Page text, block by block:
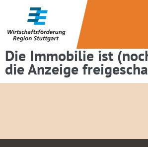
Die Immobilie ist
die Anzeige